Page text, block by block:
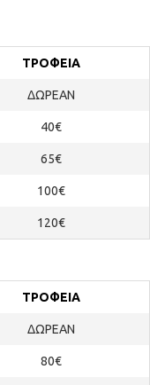
ΤΡΟΦΕΙΑ
ΔΩΡΕΑΝ
40€
65€
100€
120€
ΤΡΟΦΕΙΑ
ΔΩΡΕΑΝ
80€